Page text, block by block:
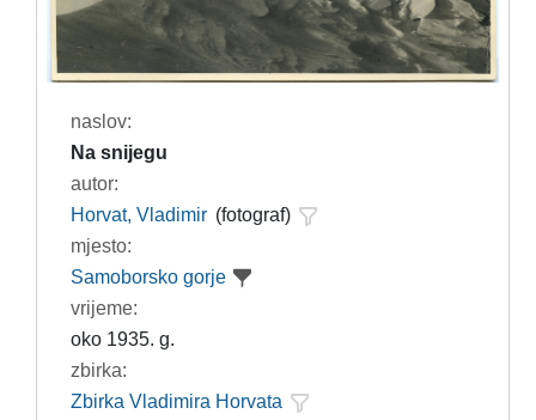
naslov:
Na snijegu
autor:
Horvat, Vladimir (fotograf)
mjesto:
Samoborsko gorje
vrijeme:
oko 1935. g.
zbirka:
Zbirka Vladimira Horvata